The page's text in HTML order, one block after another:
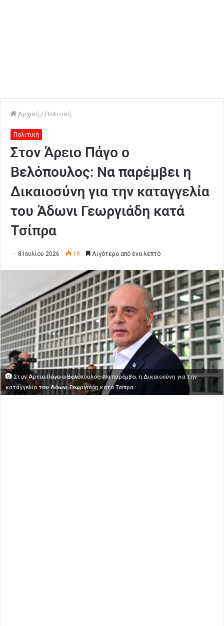
Αρχική / Πολιτική
Πολιτική
Στον Άρειο Πάγο ο
Βελόπουλος: Να παρέμβει η
Δικαιοσύνη για την καταγγελία
του Άδωνι Γεωργιάδη κατά
Τσίπρα
8 Ιουλίου 2026 19 Λιγότερο από ένα λεπτό
Στον Άρειο Πάγο ο Βελόπουλος: Να παρέμβει η Δικαιοσύνη για την
καταγγελία του Άδωνι Γεωργιάδη κατά Τσίπρα